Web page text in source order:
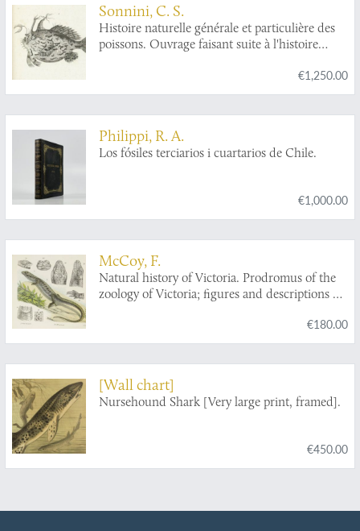
Sonnini, C. S.
Histoire naturelle générale et particulière des
poissons. Ouvrage faisant suite à l'histoire
par Leclerc de Buffon, et mis dans un nouvel
ordre par C. S. Sonnini, avec des notes et des
€1,250.00
Philippi, R. A.
Los fósiles terciarios i cuartarios de Chile.
€1,000.00
McCoy, F.
Natural history of Victoria. Prodromus of the
zoology of Victoria; figures and descriptions of
indigenous animals. Decade XX. [Complete
Decade].
€180.00
[Wall chart]
Nursehound Shark [Very large print, framed].
€450.00